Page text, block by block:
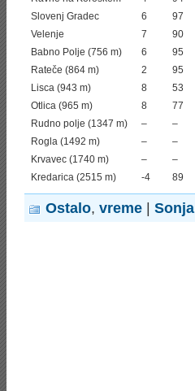
Slovenj Gradec
6 97
Velenje
7 90
Babno Polje (756 m)
6
95
Rateče (864 m)
2 95
Lisca (943 m)
8 53
Otlica (965 m)
8 77
Rudno polje (1347 m)
– –
Rogla (1492 m)
– –
Krvavec (1740 m)
– –
Kredarica (2515 m)
-4 89
Ostalo, vreme Sonja